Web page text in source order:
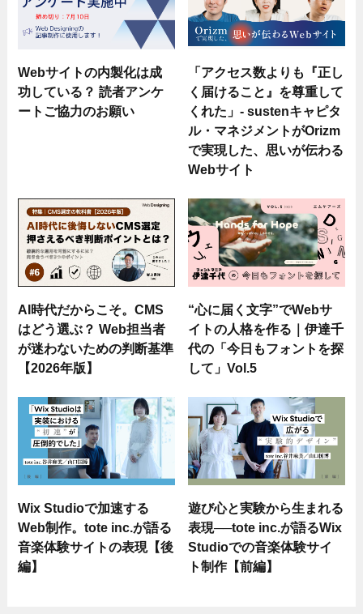
Webサイトの内製化は成
功している？ 読者アンケ
ートご協力のお願い
「アクセス数よりも『正し
く届けること』を尊重して
くれた」- sustenキャピタ
ル・マネジメントがOrizm
で実現した、思いが伝わる
Webサイト
AI時代だからこそ。CMS
はどう選ぶ？ Web担当者
が迷わないための判断基準
【2026年版】
“心に届く文字”でWebサ
イトの人格を作る｜伊達千
代の「今日もフォントを探
して」Vol.5
Wix Studioで加速する
Web制作。tote inc.が語る
音楽体験サイトの表現【後
編】
遊び心と実験から生まれる
表現──tote inc.が語るWix
Studioでの音楽体験サイ
ト制作【前編】